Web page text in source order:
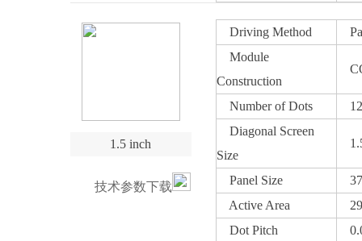
1.5 inch
技术参数下载
Driving Method
Module
Construction
Number of Dots
Diagonal Screen
Size
Panel Size
Active Area
Dot Pitch